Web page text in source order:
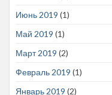
Июнь 2019 (1)
Май 2019 (1)
Март 2019 (2)
Февраль 2019 (1)
Январь 2019 (2)